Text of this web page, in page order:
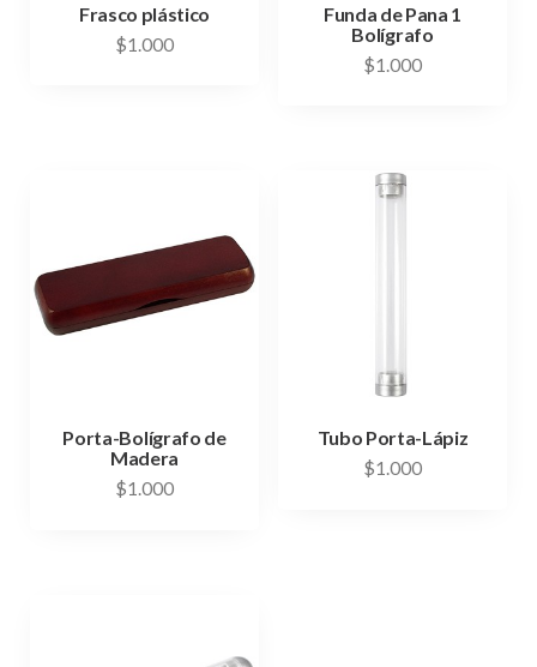
Frasco plástico
$1.000
Funda de Pana 1
Bolígrafo
$1.000
Porta-Bolígrafo de
Madera
$1.000
Tubo Porta-Lápiz
$1.000